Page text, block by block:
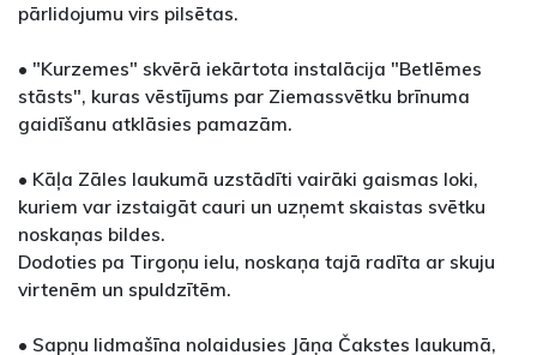
pārlidojumu virs pilsētas.
• "Kurzemes" skvērā iekārtota instalācija "Betlēmes
stāsts", kuras vēstījums par Ziemassvētku brīnuma
gaidīšanu atklāsies pamazām.
• Kāļa Zāles laukumā uzstādīti vairāki gaismas loki,
kuriem var izstaigāt cauri un uzņemt skaistas svētku
noskaņas bildes.
Dodoties pa Tirgoņu ielu, noskaņa tajā radīta ar skuju
virtenēm un spuldzītēm.
• Sapņu lidmašīna nolaidusies Jāņa Čakstes laukumā,